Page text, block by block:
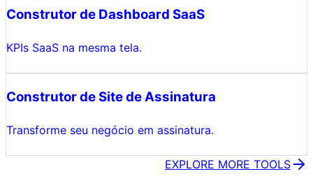
Construtor de Dashboard SaaS
KPIs SaaS na mesma tela.
Construtor de Site de Assinatura
Transforme seu negócio em assinatura.
EXPLORE MORE TOOLS